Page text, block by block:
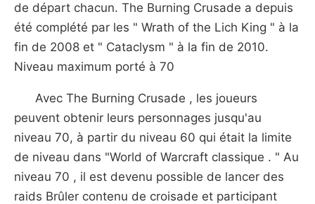
de départ chacun. The Burning Crusade a depuis
été complété par les " Wrath of the Lich King " à la
fin de 2008 et " Cataclysm " à la fin de 2010.
Niveau maximum porté à 70
Avec The Burning Crusade , les joueurs
peuvent obtenir leurs personnages jusqu'au
niveau 70, à partir du niveau 60 qui était la limite
de niveau dans "World of Warcraft classique . " Au
niveau 70 , il est devenu possible de lancer des
raids Brûler contenu de croisade et participant